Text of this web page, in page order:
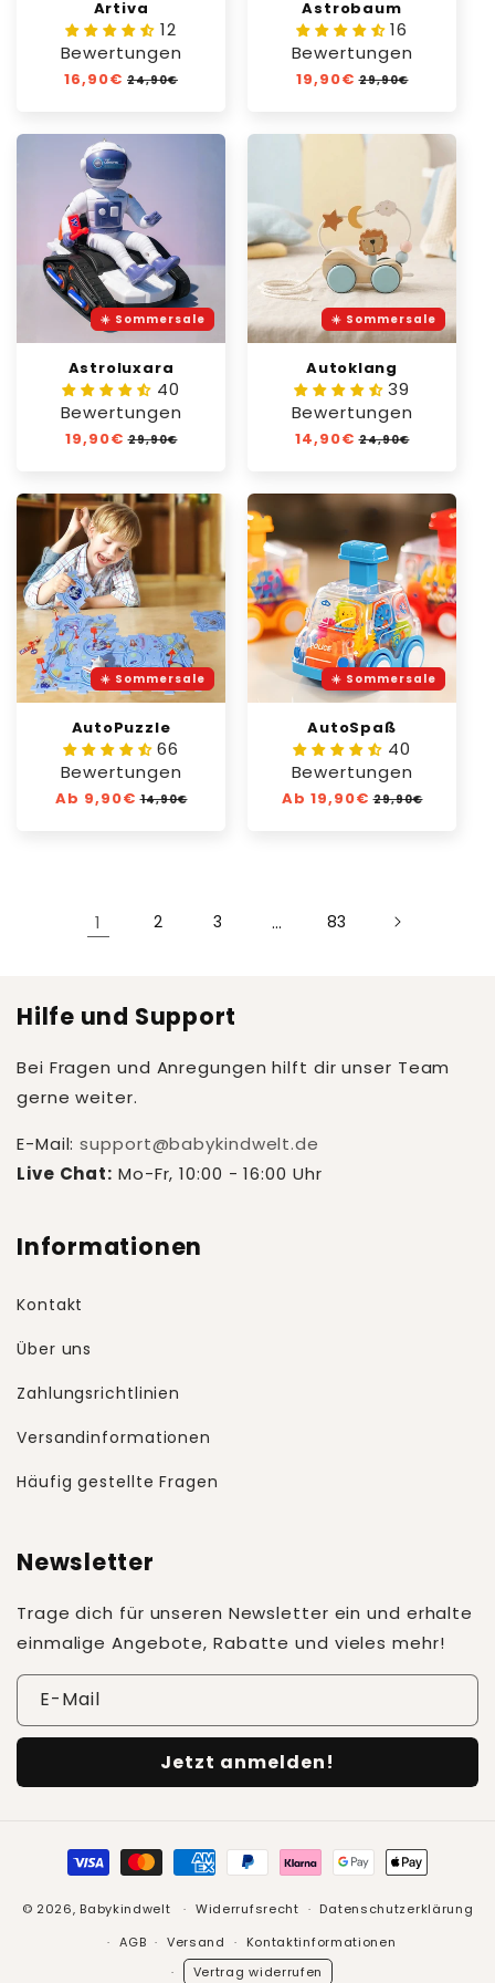
Artiva
12
Bewertungen
Normaler
16,90€ Verkaufspreis
24,90€
Astrobaum
16
Bewertungen
Normaler
19,90€ Verkaufspreis
29,90€
☀️ Sommersale
Astroluxara
40
Bewertungen
Normaler
19,90€ Verkaufspreis
29,90€
☀️ Sommersale
Autoklang
39
Bewertungen
Normaler
14,90€ Verkaufspreis
24,90€
☀️ Sommersale
AutoPuzzle
66
Bewertungen
Normaler
Ab 9,90€ Verkaufspreis
14,90€
☀️ Sommersale
AutoSpaß
40
Bewertungen
Normaler
Ab 19,90€ Verkaufspreis
29,90€
1 2 3 … 83
Hilfe und Support
Bei Fragen und Anregungen hilft dir unser Team
gerne weiter.
E-Mail:support@babykindwelt.de
Live Chat: Mo-Fr, 10:00 - 16:00 Uhr
Informationen
Kontakt
Über uns
Zahlungsrichtlinien
Versandinformationen
Häufig gestellte Fragen
Newsletter
Trage dich für unseren Newsletter ein und erhalte
einmalige Angebote, Rabatte und vieles mehr!
E-Mail
Jetzt anmelden!
Zahlungsmethoden
© 2026, Babykindwelt Widerrufsrecht
Datenschutzerklärung
AGB
Versand
Kontaktinformationen
Vertrag widerrufen